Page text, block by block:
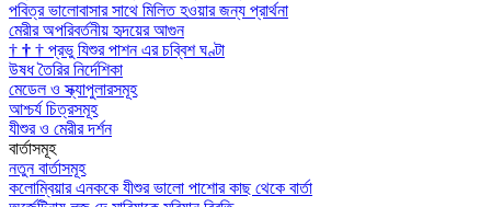
পবিত্র ভালোবাসার সাথে মিলিত হওয়ার জন্য প্রার্থনা
মেরীর অপরিবর্তনীয় হৃদয়ের আগুন
† † † প্রভু যিশুর পাশন এর চব্বিশ ঘণ্টা
উষধ তৈরির নির্দেশিকা
মেডেল ও স্ক্যাপুলারসমূহ
আশ্চর্য চিত্রসমূহ
যীশুর ও মেরীর দর্শন
বার্তাসমূহ
নতুন বার্তাসমূহ
কলোম্বিয়ার এনককে যীশুর ভালো পাশোর কাছ থেকে বার্তা